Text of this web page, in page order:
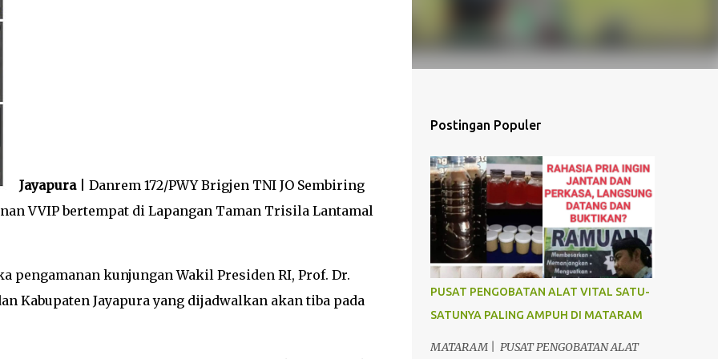
Jayapura| Danrem 172/PWY Brigjen TNI JO Sembiring
VVIP bertempat di Lapangan Taman Trisila Lantamal
pengamanan kunjungan Wakil Presiden RI, Prof. Dr.
Kabupaten Jayapura yang dijadwalkan akan tiba pada
Postingan Populer
PUSAT PENGOBATAN ALAT VITAL SATU-
SATUNYA PALING AMPUH DI MATARAM
MATARAM | PUSAT PENGOBATAN ALAT